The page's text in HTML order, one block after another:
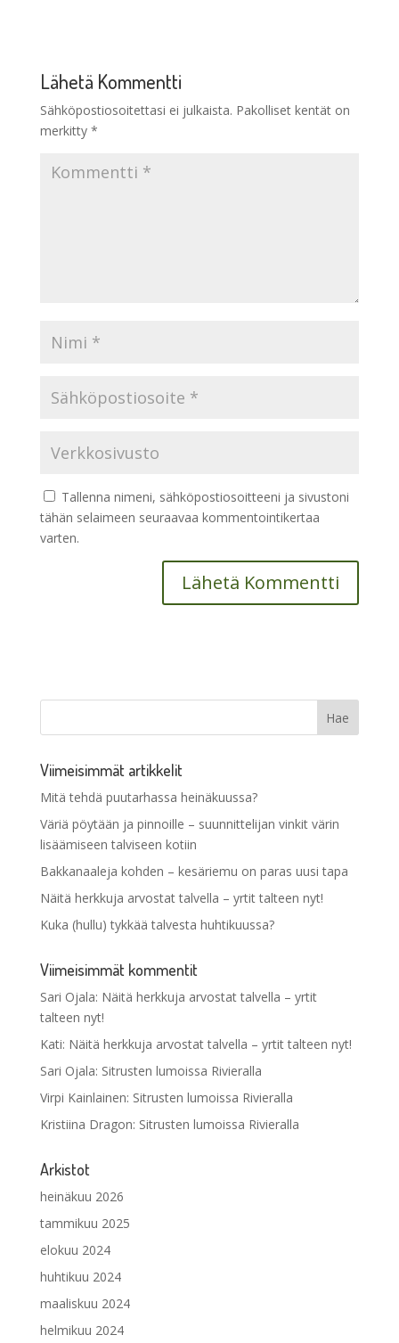
Lähetä Kommentti
Sähköpostiosoitettasi ei julkaista. Pakolliset kentät on
merkitty *
Tallenna nimeni, sähköpostiosoitteeni ja sivustoni
tähän selaimeen seuraavaa kommentointikertaa
varten.
Viimeisimmät artikkelit
Mitä tehdä puutarhassa heinäkuussa?
Väriä pöytään ja pinnoille – suunnittelijan vinkit värin
lisäämiseen talviseen kotiin
Bakkanaaleja kohden – kesäriemu on paras uusi tapa
Näitä herkkuja arvostat talvella – yrtit talteen nyt!
Kuka (hullu) tykkää talvesta huhtikuussa?
Viimeisimmät kommentit
Sari Ojala: Näitä herkkuja arvostat talvella – yrtit
talteen nyt!
Kati: Näitä herkkuja arvostat talvella – yrtit talteen nyt!
Sari Ojala: Sitrusten lumoissa Rivieralla
Virpi Kainlainen: Sitrusten lumoissa Rivieralla
Kristiina Dragon: Sitrusten lumoissa Rivieralla
Arkistot
heinäkuu 2026
tammikuu 2025
elokuu 2024
huhtikuu 2024
maaliskuu 2024
helmikuu 2024